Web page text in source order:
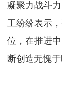
凝聚力战斗
工纷纷表示
位，在推进
断创造无愧